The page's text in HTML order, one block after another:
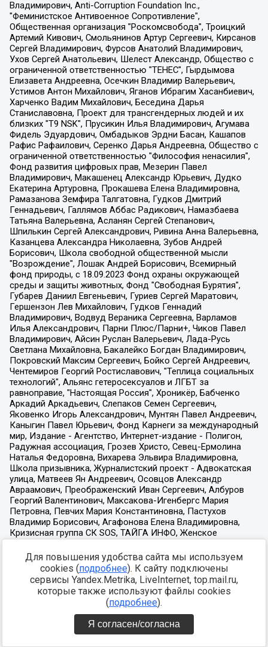
Для повышения удобства сайта мы используем
cookies (подробнее). К сайту подключены
сервисы Yandex.Metrika, LiveInternet, top.mail.ru,
которые также используют файлы cookies
(подробнее).
Я согласен/согласна